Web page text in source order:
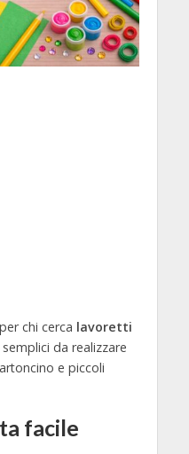
chi cerca lavoretti
semplici da realizzare
e piccoli
facile